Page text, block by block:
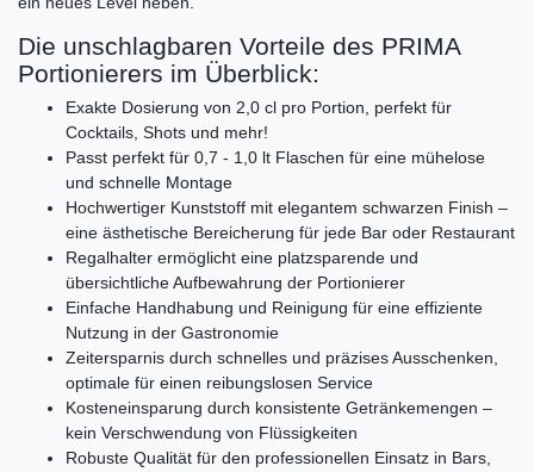
Die unschlagbaren Vorteile des PRIMA
Portionierers im Überblick:
Exakte Dosierung von 2,0 cl pro Portion, perfekt für
Cocktails, Shots und mehr!
Passt perfekt für 0,7 - 1,0 lt Flaschen für eine mühelose
und schnelle Montage
Hochwertiger Kunststoff mit elegantem schwarzen Finish –
eine ästhetische Bereicherung für jede Bar oder Restaurant
Regalhalter ermöglicht eine platzsparende und
übersichtliche Aufbewahrung der Portionierer
Einfache Handhabung und Reinigung für eine effiziente
Nutzung in der Gastronomie
Zeitersparnis durch schnelles und präzises Ausschenken,
optimale für einen reibungslosen Service
Kosteneinsparung durch konsistente Getränkemengen –
kein Verschwendung von Flüssigkeiten
Robuste Qualität für den professionellen Einsatz in Bars,